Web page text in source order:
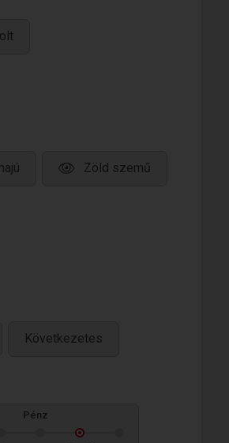
Zöld szemű
Következetes
Pénz